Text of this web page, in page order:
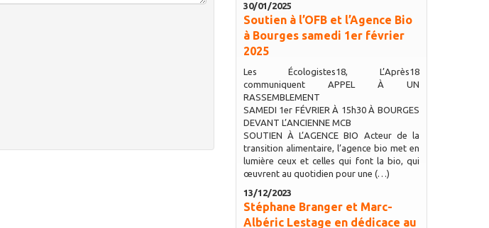
30/01/2025
Soutien à l’OFB et l’Agence Bio
à Bourges samedi 1er février
2025
Les Écologistes18, L’Après18
communiquent APPEL À UN
RASSEMBLEMENT
SAMEDI 1er FÉVRIER À 15h30 À BOURGES
DEVANT L’ANCIENNE MCB
SOUTIEN À L’AGENCE BIO Acteur de la
transition alimentaire, l’agence bio met en
lumière ceux et celles qui font la bio, qui
œuvrent au quotidien pour une (…)
13/12/2023
Stéphane Branger et Marc-
Albéric Lestage en dédicace au